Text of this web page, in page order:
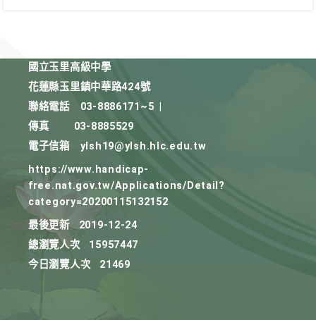
國立玉里高級中學
花蓮縣玉里鎮中華路424號
聯絡電話
03-8886171~5
傳真
03-8885529
電子信箱
ylsh19@ylsh.hlc.edu.tw
https://www.handicap-
free.nat.gov.tw/Applications/Detail?
category=20200115132152
最後更新
2019-12-24
總瀏覽人次
15957447
今日瀏覽人次
21469